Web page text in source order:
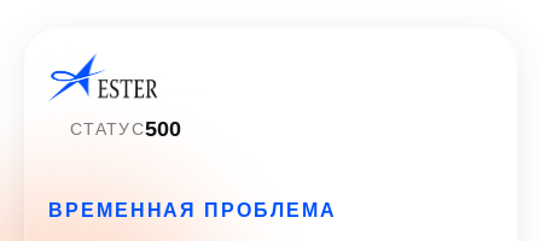
СТАТУС500
ВРЕМЕННАЯ ПРОБЛЕМА